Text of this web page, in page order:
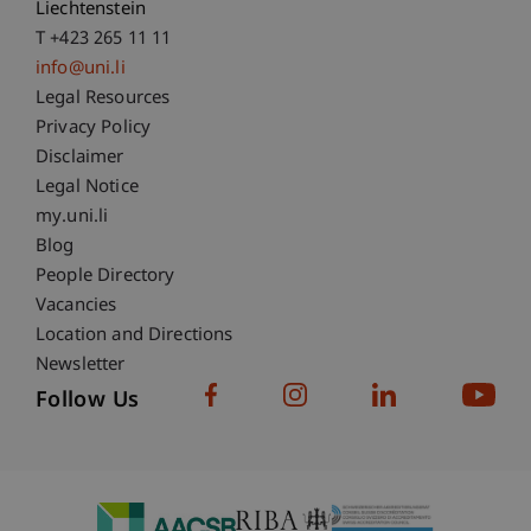
Liechtenstein
T +423 265 11 11
info@uni.li
Fußzeile Rechtliche Hinweise
Legal Resources
Privacy Policy
Disclaimer
Legal Notice
Fußzeile Subdomain-Verzeichnis
my.uni.li
Blog
People Directory
Vacancies
Location and Directions
Newsletter
Follow Us